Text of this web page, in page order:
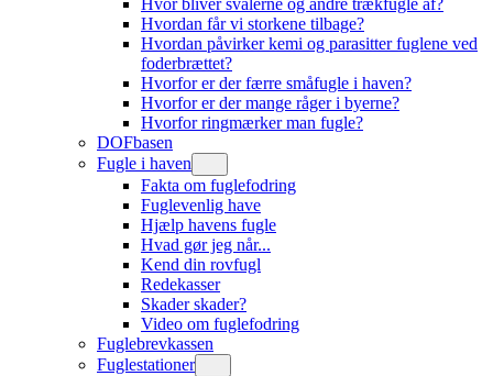
Hvor bliver svalerne og andre trækfugle af?
Hvordan får vi storkene tilbage?
Hvordan påvirker kemi og parasitter fuglene ved
foderbrættet?
Hvorfor er der færre småfugle i haven?
Hvorfor er der mange råger i byerne?
Hvorfor ringmærker man fugle?
DOFbasen
Fugle i haven
Fakta om fuglefodring
Fuglevenlig have
Hjælp havens fugle
Hvad gør jeg når...
Kend din rovfugl
Redekasser
Skader skader?
Video om fuglefodring
Fuglebrevkassen
Fuglestationer